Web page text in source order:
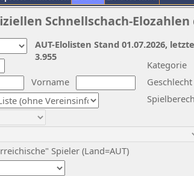
Schnellschach-Elozahlen
Vorname
Kategorie
Geschlecht
Spieler (Land=AUT)
AUT-Elolisten Stand 01.07.2026,
3.955